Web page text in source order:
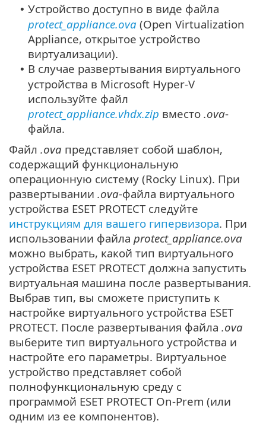
• Устройство доступно в виде файла
protect_appliance.ova (Open Virtualization
Appliance, открытое устройство
виртуализации).
• В случае развертывания виртуального
устройства в Microsoft Hyper-V
используйте файл
protect_appliance.vhdx.zip вместо .ova-
файла.
Файл .ova представляет собой шаблон,
содержащий функциональную
операционную систему (Rocky Linux). При
развертывании .ova-файла виртуального
устройства ESET PROTECT следуйте
инструкциям для вашего гипервизора. При
использовании файла protect_appliance.ova
можно выбрать, какой тип виртуального
устройства ESET PROTECT должна запустить
виртуальная машина после развертывания.
Выбрав тип, вы сможете приступить к
настройке виртуального устройства ESET
PROTECT. После развертывания файла .ova
выберите тип виртуального устройства и
настройте его параметры. Виртуальное
устройство представляет собой
полнофункциональную среду с
программой ESET PROTECT On-Prem (или
одним из ее компонентов).